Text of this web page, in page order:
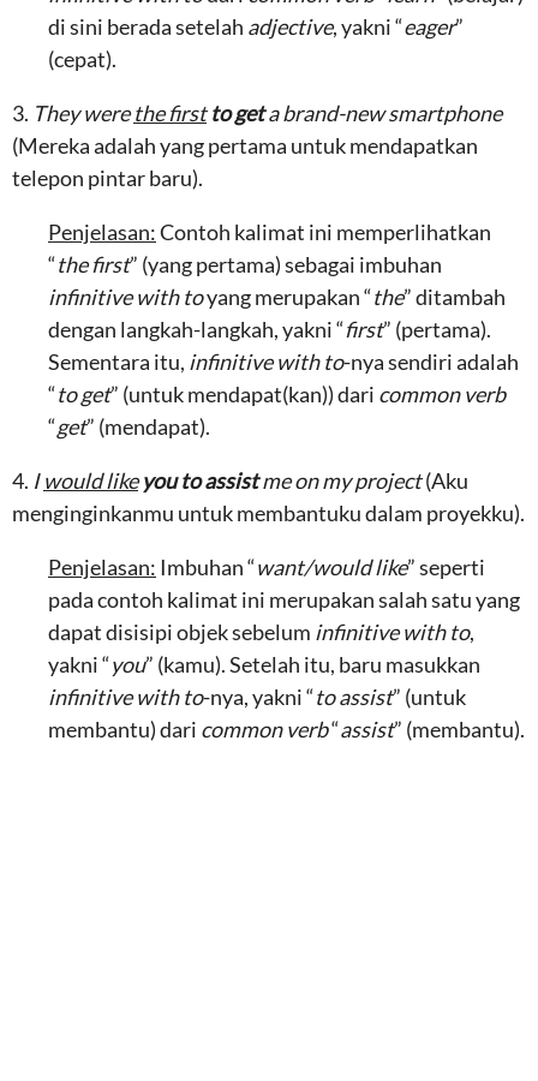
di sini berada setelah adjective, yakni “eager”
(cepat).
3. They werethe first to geta brand-new smartphone
(Mereka adalah yang pertama untuk mendapatkan
telepon pintar baru).
Penjelasan:Contoh kalimat ini memperlihatkan
“the first” (yang pertama) sebagai imbuhan
infinitive with toyang merupakan “the” ditambah
dengan langkah-langkah, yakni “first” (pertama).
Sementara itu, infinitive with to-nya sendiri adalah
“to get” (untuk mendapat(kan)) dari common verb
“get” (mendapat).
4. Iwould like you to assistme on my project(Aku
menginginkanmu untuk membantuku dalam proyekku).
Penjelasan: Imbuhan “want/would like” seperti
pada contoh kalimat ini merupakan salah satu yang
dapat disisipi objek sebelum infinitive with to,
yakni “you” (kamu). Setelah itu, baru masukkan
infinitive with to-nya, yakni “to assist” (untuk
membantu) dari common verb“assist” (membantu).